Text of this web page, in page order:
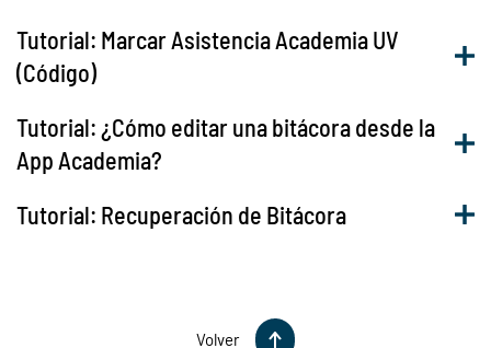
Tutorial: Marcar Asistencia Academia UV
(Código)
Tutorial: ¿Cómo editar una bitácora desde la
App Academia?
Tutorial: Recuperación de Bitácora
Volver